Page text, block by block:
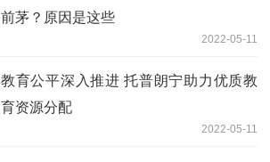
前茅？原因是这些
2022-05-11
教育公平深入推进 托普朗宁助力优质教
育资源分配
2022-05-11